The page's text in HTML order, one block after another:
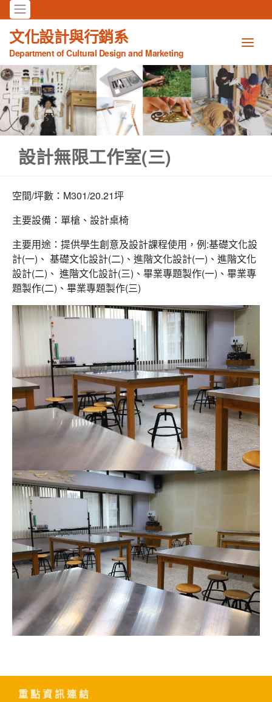
文化設計與行銷系
Department of Cultural Design and Marketing
設計無限工作室(三)
空間/坪數：M301/20.21坪
主要設備：單槍、設計桌椅
主要用途：提供學生創意及設計課程使用，例:基礎文化設
計(一)、 基礎文化設計(二)、進階文化設計(一)、進階文化
設計(二)、 進階文化設計(三)、畢業專題製作(一)、畢業專
題製作(二)、畢業專題製作(三)
重 點 資 訊 連 結